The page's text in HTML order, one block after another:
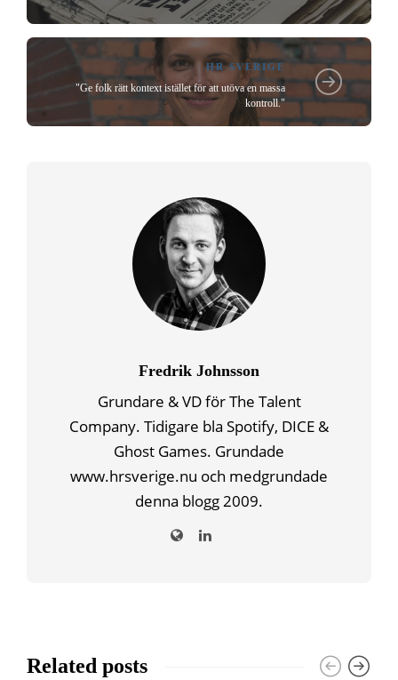
HR SVERIGE
"Ge folk rätt kontext istället för att utöva en massa
kontroll."
Fredrik Johnsson
Grundare & VD för The Talent
Company. Tidigare bla Spotify, DICE &
Ghost Games. Grundade
www.hrsverige.nu och medgrundade
denna blogg 2009.
Related posts